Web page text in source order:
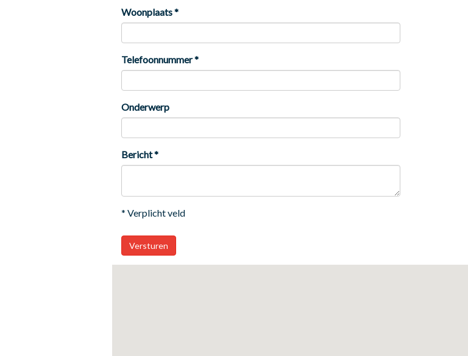
Woonplaats*
Telefoonnummer *
Onderwerp
Bericht *
* Verplicht veld
Versturen